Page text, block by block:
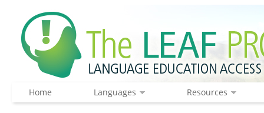
Home Languages Resources